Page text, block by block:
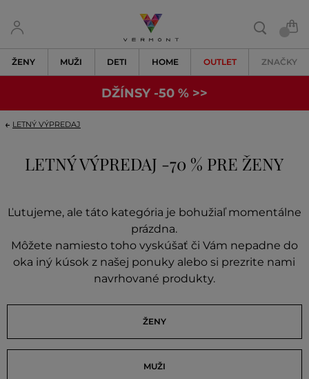
ŽENY MUŽI DETI HOME OUTLET ZNAČKY
DŽÍNSY -50 % >>
LETNÝ VÝPREDAJ
LETNÝ VÝPREDAJ -70 % PRE ŽENY
Ľutujeme, ale táto kategória je bohužiaľ momentálne
prázdna.
Môžete namiesto toho vyskúšať či Vám nepadne do
oka iný kúsok z našej ponuky alebo si prezrite nami
navrhované produkty.
ŽENY
MUŽI